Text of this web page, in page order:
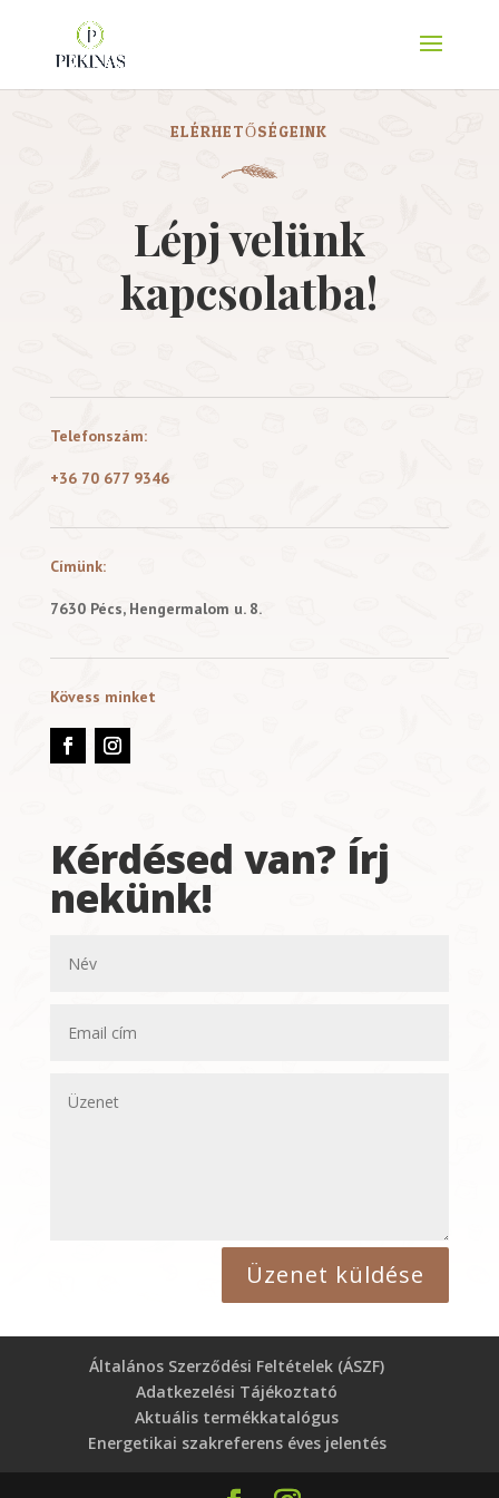
ELÉRHETŐSÉGEINK
Lépj velünk
kapcsolatba!
Telefonszám:
+36 70 677 9346
Címünk:
7630 Pécs, Hengermalom u. 8.
Kövess minket
Kérdésed van? Írj
nekünk!
Üzenet küldése
Általános Szerződési Feltételek (ÁSZF)
Adatkezelési Tájékoztató
Aktuális termékkatalógus
Energetikai szakreferens éves jelentés